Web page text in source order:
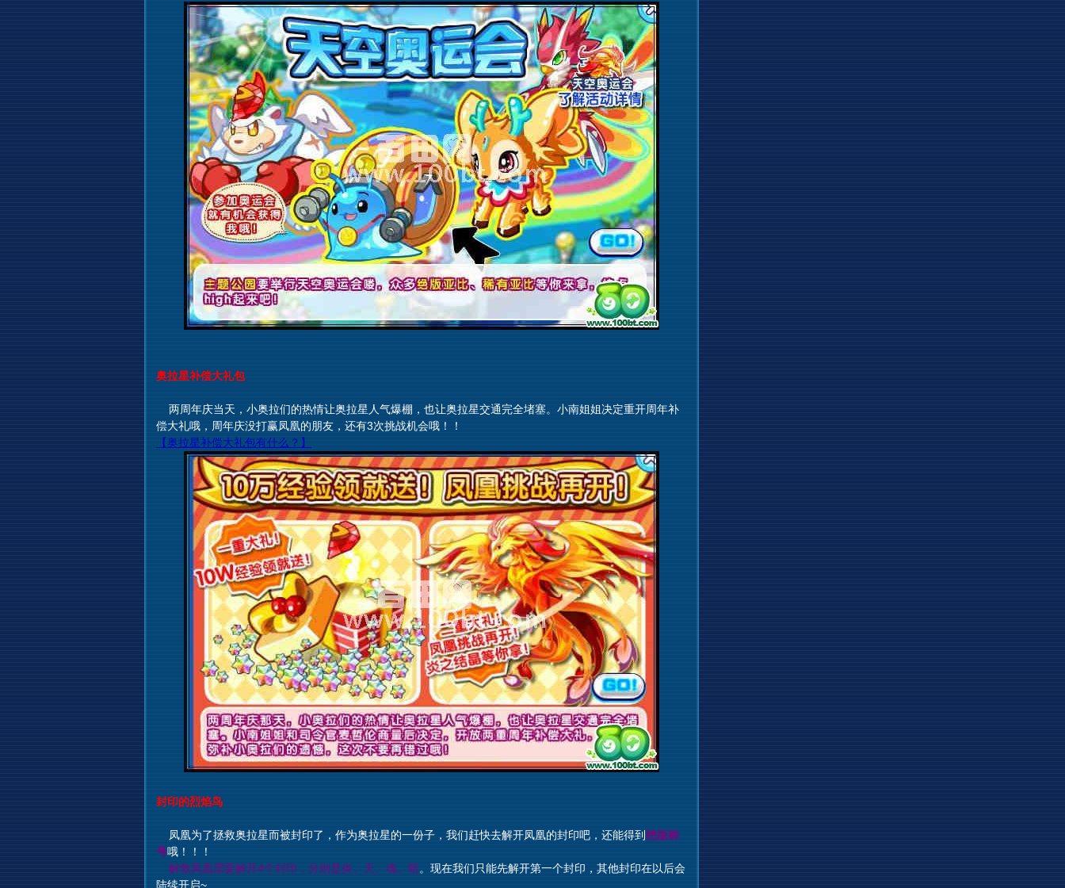
奥拉星补偿大礼包
两周年庆当天，小奥拉们的热情让奥拉星人气爆棚，也让奥拉星交通完全堵塞。小南姐姐决定重开周年补
偿大礼哦，周年庆没打赢凤凰的朋友，还有3次挑战机会哦！！
【奥拉星补偿大礼包有什么？】
封印的烈焰鸟
凤凰为了拯救奥拉星而被封印了，作为奥拉星的一份子，我们赶快去解开凤凰的封印吧，还能得到绝版称
号哦！！！
解救凤凰需要解开4个封印，分别是炎、天、魂、暗。现在我们只能先解开第一个封印，其他封印在以后会
陆续开启~